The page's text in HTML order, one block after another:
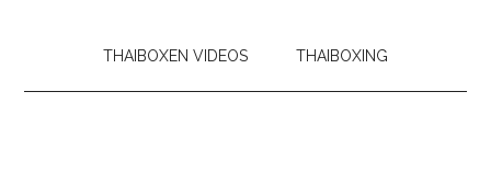
THAIBOXEN VIDEOS THAIBOXING